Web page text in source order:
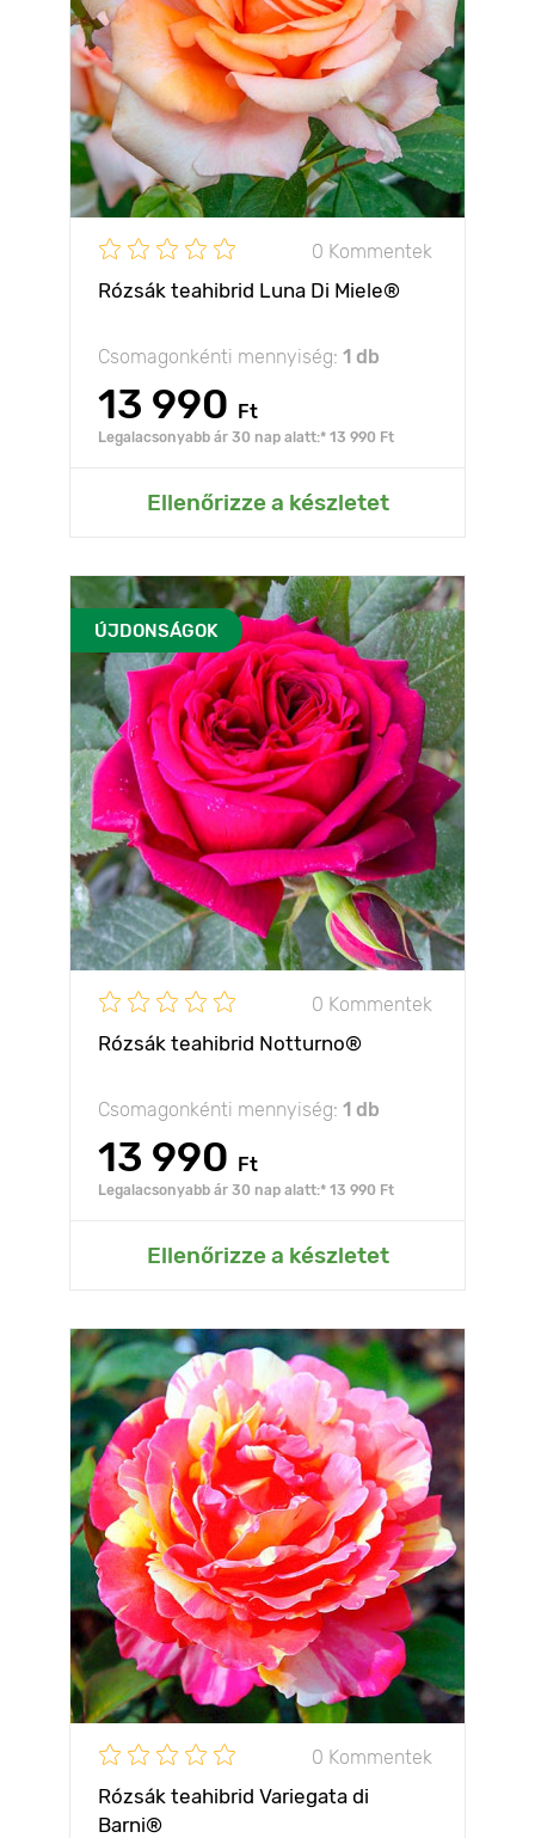
0 Kommentek
Rózsák teahibrid Luna Di Miele®
Csomagonkénti mennyiség: 1 db
13 990 Ft
Legalacsonyabb ár 30 nap alatt:* 13 990 Ft
Ellenőrizze a készletet
ÚJDONSÁGOK
0 Kommentek
Rózsák teahibrid Notturno®
Csomagonkénti mennyiség: 1 db
13 990 Ft
Legalacsonyabb ár 30 nap alatt:* 13 990 Ft
Ellenőrizze a készletet
0 Kommentek
Rózsák teahibrid Variegata di
Barni®